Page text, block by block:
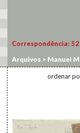
Correspondência: 52
Arquivos > Manuel
ordenar